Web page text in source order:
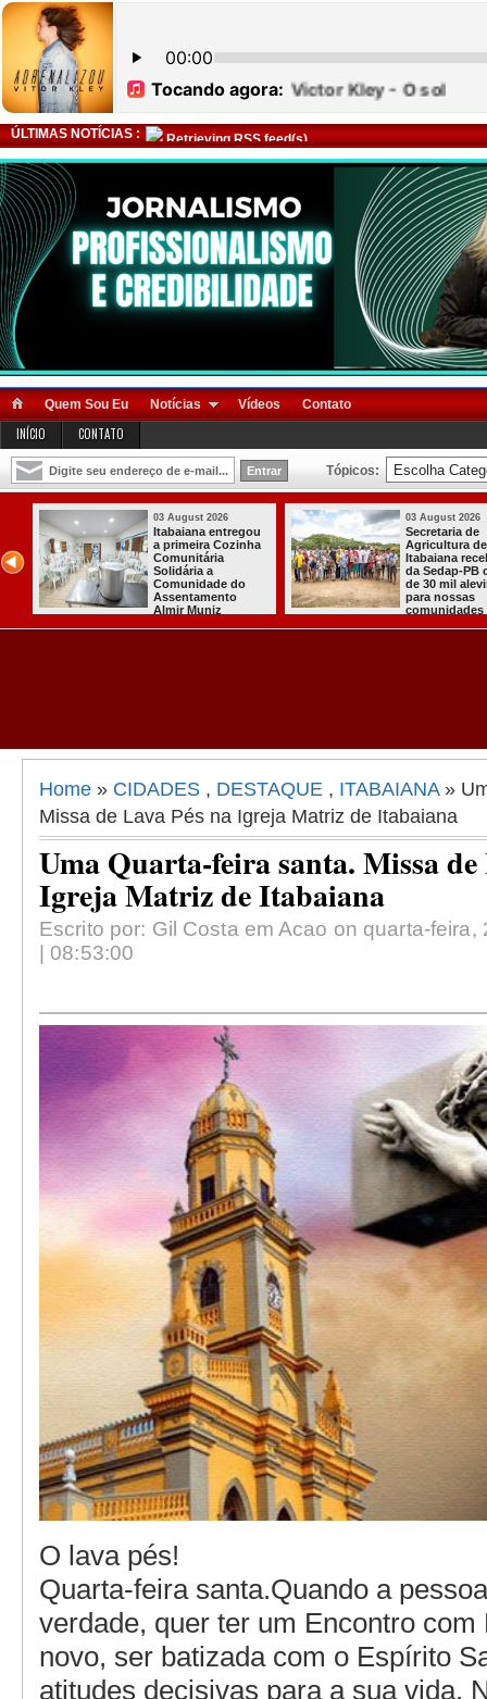
ÚLTIMAS NOTÍCIAS : Retrieving RSS feed(s)
Quem Sou Eu Notícias Vídeos Contato
INÍCIO CONTATO
Tópicos:
recebeu
PB cerca
alevinos
rurais
03 August 2026
Mulher em aparente
surto esfaqueia a
própria mãe em
João Pessoa
03
PT
Home » CIDADES , DESTAQUE , ITABAIANA»
Missa de Lava Pés na Igreja Matriz de Itabaiana
Uma Quarta-feira santa. Missa de
Igreja Matriz de Itabaiana
Escrito por: Gil Costa em Acao on quarta-
| 08:53:00
O lava pés!
Quarta-feira santa.Quando a
verdade, quer ter um Encontro com
novo, ser batizada com o Espírito
atitudes decisivas para a sua vida.